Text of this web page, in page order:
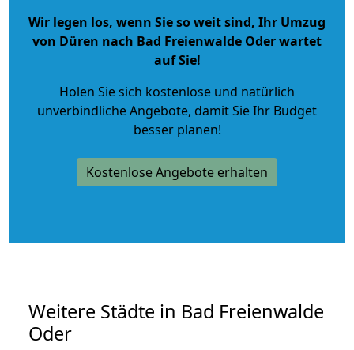
Wir legen los, wenn Sie so weit sind, Ihr Umzug
von Düren nach Bad Freienwalde Oder wartet
auf Sie!
Holen Sie sich kostenlose und natürlich
unverbindliche Angebote, damit Sie Ihr Budget
besser planen!
Kostenlose Angebote erhalten
Weitere Städte in Bad Freienwalde
Oder